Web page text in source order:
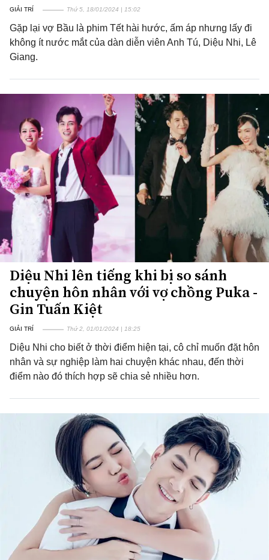
GIẢI TRÍ Thứ 5, 18/01/2024 | 15:02
Gặp lại vợ Bầu là phim Tết hài hước, ấm áp nhưng lấy đi
không ít nước mắt của dàn diễn viên Anh Tú, Diệu Nhi, Lê
Giang.
Diệu Nhi lên tiếng khi bị so sánh
chuyện hôn nhân với vợ chồng Puka -
Gin Tuấn Kiệt
GIẢI TRÍ Thứ 2, 01/01/2024 | 18:25
Diệu Nhi cho biết ở thời điểm hiện tại, cô chỉ muốn đặt hôn
nhân và sự nghiệp làm hai chuyện khác nhau, đến thời
điểm nào đó thích hợp sẽ chia sẻ nhiều hơn.